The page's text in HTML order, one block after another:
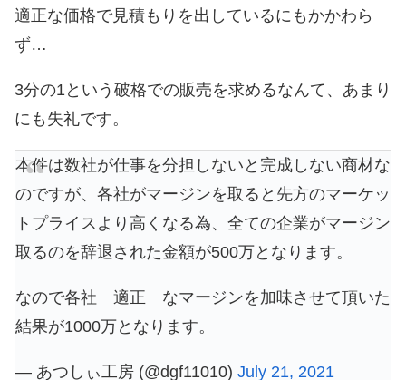
適正な価格で見積もりを出しているにもかかわら
ず…
3分の1という破格での販売を求めるなんて、あまり
にも失礼です。
本件は数社が仕事を分担しないと完成しない商材な
のですが、各社がマージンを取ると先方のマーケッ
トプライスより高くなる為、全ての企業がマージン
取るのを辞退された金額が500万となります。
なので各社 適正 なマージンを加味させて頂いた
結果が1000万となります。
— あつしぃ工房 (@dgf11010) July 21, 2021